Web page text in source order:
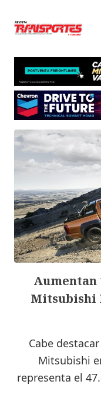
Aumentan
Mitsubishi
Cabe
Mitsubishi
representa el